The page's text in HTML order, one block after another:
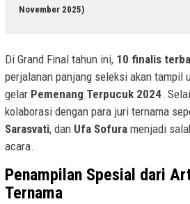
November 2025)
Di Grand Final tahun ini, 10 finalis
perjalanan panjang seleksi akan tampil
gelar Pemenang Terpucuk 2024.
kolaborasi dengan para juri ternama
Sarasvati, dan Ufa Sofura menjadi
acara.
Penampilan Spesial dari
Ternama